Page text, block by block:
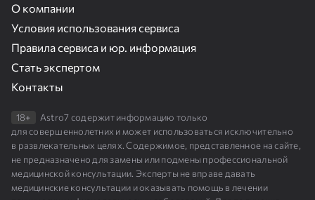
О компании
Условия использования сервиса
Правила сервиса и юр. информация
Стать экспертом
Контакты
18+
Astro7 содержит информацию только
для совершеннолетних и может использоваться исключительно
в развлекательных целях. Содержимое, представленное на сайте,
не предназначено для замены или подмены профессиональной
медицинской консультации. Эксперты не вправе давать
медицинские консультации и оказывать помощь в лечении